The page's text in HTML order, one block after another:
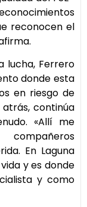
reconocen el
lucha, Ferrero
donde esta
en riesgo de
continúa
«Allí me
En Laguna
y es donde
y como